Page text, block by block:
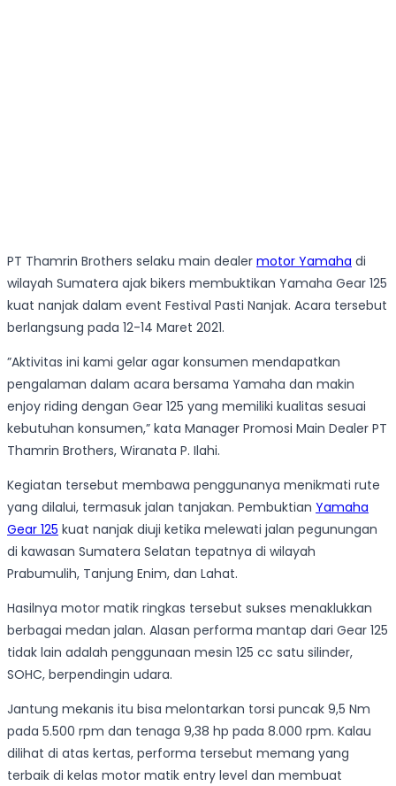
PT Thamrin Brothers selaku main dealer motor Yamaha di
wilayah Sumatera ajak bikers membuktikan Yamaha Gear 125
kuat nanjak dalam event Festival Pasti Nanjak. Acara tersebut
berlangsung pada 12-14 Maret 2021.
”Aktivitas ini kami gelar agar konsumen mendapatkan
pengalaman dalam acara bersama Yamaha dan makin
enjoy riding dengan Gear 125 yang memiliki kualitas sesuai
kebutuhan konsumen,” kata Manager Promosi Main Dealer PT
Thamrin Brothers, Wiranata P. Ilahi.
Kegiatan tersebut membawa penggunanya menikmati rute
yang dilalui, termasuk jalan tanjakan. Pembuktian Yamaha
Gear 125 kuat nanjak diuji ketika melewati jalan pegunungan
di kawasan Sumatera Selatan tepatnya di wilayah
Prabumulih, Tanjung Enim, dan Lahat.
Hasilnya motor matik ringkas tersebut sukses menaklukkan
berbagai medan jalan. Alasan performa mantap dari Gear 125
tidak lain adalah penggunaan mesin 125 cc satu silinder,
SOHC, berpendingin udara.
Jantung mekanis itu bisa melontarkan torsi puncak 9,5 Nm
pada 5.500 rpm dan tenaga 9,38 hp pada 8.000 rpm. Kalau
dilihat di atas kertas, performa tersebut memang yang
terbaik di kelas motor matik entry level dan membuat